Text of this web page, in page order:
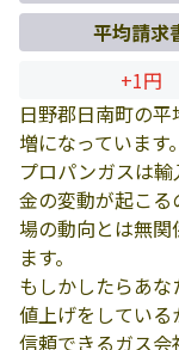
平均請求
+1円
日野郡日南町の
増になっています。
プロパンガスは
金の変動が起こ
場の動向とは無
ます。
もしかしたらあ
値上げをしている
信頼できるガス